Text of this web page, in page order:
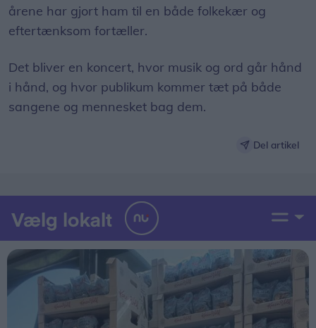
årene har gjort ham til en både folkekær og
eftertænksom fortæller.
Det bliver en koncert, hvor musik og ord går hånd
i hånd, og hvor publikum kommer tæt på både
sangene og mennesket bag dem.
Del artikel